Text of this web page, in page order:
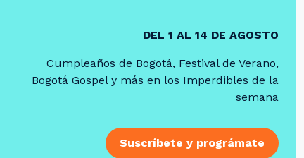
DEL 1 AL 14 DE AGOSTO
Cumpleaños de Bogotá, Festival de Verano,
Bogotá Gospel y más en los Imperdibles de la
semana
Suscríbete y prográmate